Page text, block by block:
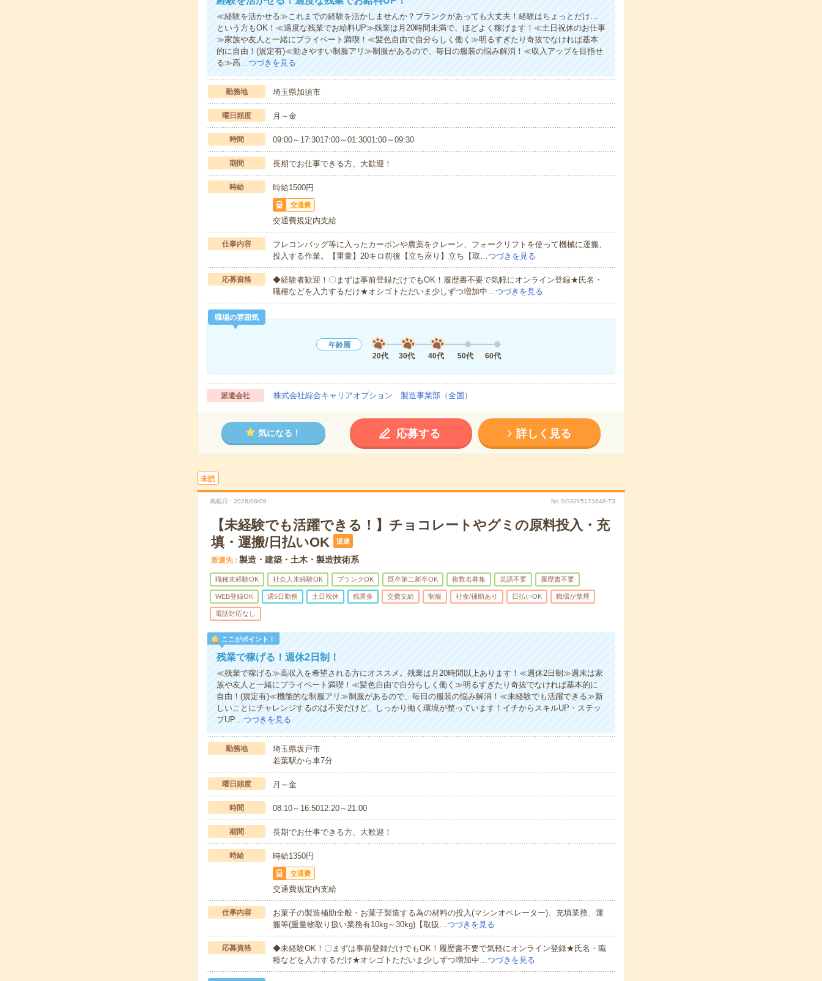
≪経験を活かせる≫これまでの経験を活かしませんか？ブランクがあっても大丈夫！経験はちょっとだけ…
という方もOK！≪適度な残業でお給料UP≫残業は月20時間未満で、ほどよく稼げます！≪土日祝休のお仕事
≫家族や友人と一緒にプライベート満喫！≪髪色自由で自分らしく働く≫明るすぎたり奇抜でなければ基本
的に自由！(規定有)≪動きやすい制服アリ≫制服があるので、毎日の服装の悩み解消！≪収入アップを目指せ
る≫高…つづきを見る
勤務地 埼玉県加須市
曜日頻度 月～金
時間 09:00～17:3017:00～01:3001:00～09:30
期間 長期でお仕事できる方、大歓迎！
時給 時給1500円
交通費
交通費規定内支給
仕事内容
フレコンバッグ等に入ったカーボンや農薬をクレーン、フォークリフトを使って機械に運搬、
投入する作業。【重量】20キロ前後【立ち座り】立ち【取…つづきを見る
応募資格
◆経験者歓迎！〇まずは事前登録だけでもOK！履歴書不要で気軽にオンライン登録★氏名・
職種などを入力するだけ★オシゴトただいま少しずつ増加中…つづきを見る
職場の雰囲気
年齢層
20代
30代 40代 50代 60代
派遣会社 株式会社綜合キャリアオプション 製造事業部（全国）
気になる！ 応募する 詳しく見る
未読
掲載日 2026/08/09 No.SGSIY5173648-T3
【未経験でも活躍できる！】チョコレートやグミの原料投入・充
填・運搬/日払いOK
派遣
派遣先 製造・建築・土木・製造技術系
職種未経験OK 社会人未経験OK ブランクOK 既卒第二新卒OK 複数名募集 英語不要 履歴書不要
WEB登録OK 週5日勤務 土日祝休 残業多 交費支給 制服 社食/補助あり 日払いOK 職場が禁煙
電話対応なし
ここがポイント！
残業で稼げる！週休2日制！
≪残業で稼げる≫高収入を希望される方にオススメ。残業は月20時間以上あります！≪週休2日制≫週末は家
族や友人と一緒にプライベート満喫！≪髪色自由で自分らしく働く≫明るすぎたり奇抜でなければ基本的に
自由！(規定有)≪機能的な制服アリ≫制服があるので、毎日の服装の悩み解消！≪未経験でも活躍できる≫新
しいことにチャレンジするのは不安だけど、しっかり働く環境が整っています！イチからスキルUP・ステッ
プUP…つづきを見る
勤務地
埼玉県坂戸市
若葉駅から車7分
曜日頻度 月～金
時間 08:10～16:5012:20～21:00
期間 長期でお仕事できる方、大歓迎！
時給 時給1350円
交通費
交通費規定内支給
仕事内容
お菓子の製造補助全般・お菓子製造する為の材料の投入(マシンオペレーター)、充填業務、運
搬等(重量物取り扱い業務有10kg～30kg)【取扱…つづきを見る
応募資格
◆未経験OK！〇まずは事前登録だけでもOK！履歴書不要で気軽にオンライン登録★氏名・職
種などを入力するだけ★オシゴトただいま少しずつ増加中…つづきを見る